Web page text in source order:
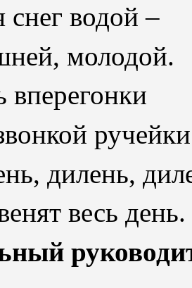
снег водой –
молодой.
вперегонки
дилень,
весь день.